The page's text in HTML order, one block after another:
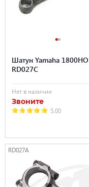
Шатун Yamaha 1800HO
RD027C
Нет в наличии
Звоните
5.00
RD027A